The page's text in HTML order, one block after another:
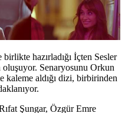
hazırladığı İçten Sesler
Senaryosunu Orkun
aldığı dizi, birbirinden
Şungar, Özgür Emre